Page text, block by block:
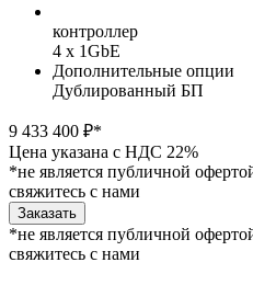
контроллер
4 x 1GbE
Дополнительные опции
Дублированный БП
9 433 400 ₽*
Цена указана с НДС 22%
*не является публичной
свяжитесь с нами
Заказать
*не является публичной
свяжитесь с нами